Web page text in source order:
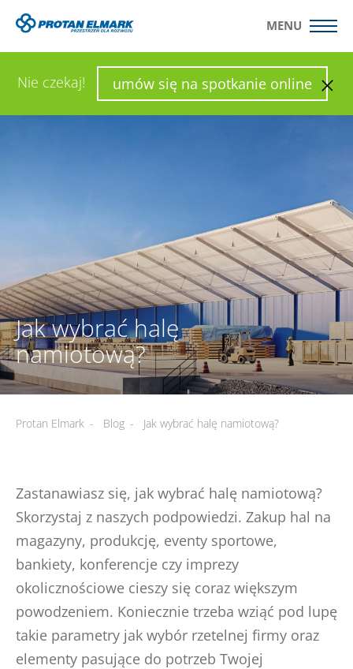
Nie czekaj! umów się na spotkanie online
MENU
WYŚLIJ ZAPYTANIE SKONFIGURUJ HALĘ
Jak wybrać halę
namiotową?
Protan Elmark - Blog - Jak wybrać halę namiotową?
Zastanawiasz się, jak wybrać halę namiotową?
Skorzystaj z naszych podpowiedzi. Zakup hal na
magazyny, produkcję, eventy sportowe,
bankiety, konferencje czy imprezy
okolicznościowe cieszy się coraz większym
powodzeniem. Koniecznie trzeba wziąć pod lupę
takie parametry jak wybór rzetelnej firmy oraz
elementy pasujące do potrzeb Twojej